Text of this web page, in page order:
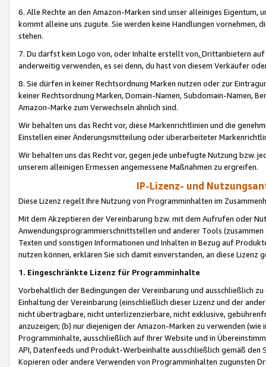
6. Alle Rechte an den Amazon-Marken sind unser alleiniges
kommt alleine uns zugute. Sie werden keine Handlungen vornehmen,
stehen.
7. Du darfst kein Logo von, oder Inhalte erstellt von,Drittanbietern auf
anderweitig verwenden, es sei denn, du hast von diesem Verkäufer
8. Sie dürfen in keiner Rechtsordnung Marken nutzen oder zur
keiner Rechtsordnung Marken, Domain-Namen, Subdomain-Namen,
Amazon-Marke zum Verwechseln ähnlich sind.
Wir behalten uns das Recht vor, diese Markenrichtlinien und die
Einstellen einer Änderungsmitteilung oder überarbeiteter
Wir behalten uns das Recht vor, gegen jede unbefugte Nutzung bzw.
unserem alleinigen Ermessen angemessene Maßnahmen zu ergreifen.
IP-Lizenz- und
Diese Lizenz regelt Ihre Nutzung von Programminhalten im
Mit dem Akzeptieren der Vereinbarung bzw. mit dem Aufrufen oder
Anwendungsprogrammierschnittstellen und anderer Tools (zusammen
Texten und sonstigen Informationen und Inhalten in Bezug auf
nutzen können, erklären Sie sich damit einverstanden, an diese Lizenz
1. Eingeschränkte Lizenz für Programminhalte
Vorbehaltlich der Bedingungen der Vereinbarung und ausschließlich
Einhaltung der Vereinbarung (einschließlich dieser Lizenz und der
nicht übertragbare, nicht unterlizenzierbare, nicht exklusive,
anzuzeigen; (b) nur diejenigen der Amazon-Marken zu verwenden
Programminhalte, ausschließlich auf Ihrer Website und in
API, Datenfeeds und Produkt-Werbeinhalte ausschließlich gemäß
Kopieren oder andere Verwenden von Programminhalten zugunsten